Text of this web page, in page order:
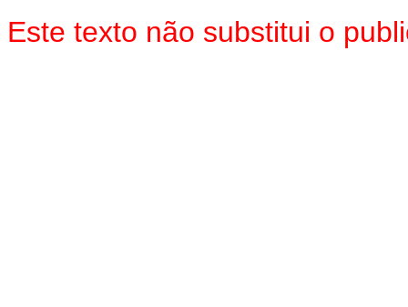
Este texto não substitui o